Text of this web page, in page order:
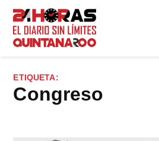
Saltar
contenido
ETIQUETA:
Congreso